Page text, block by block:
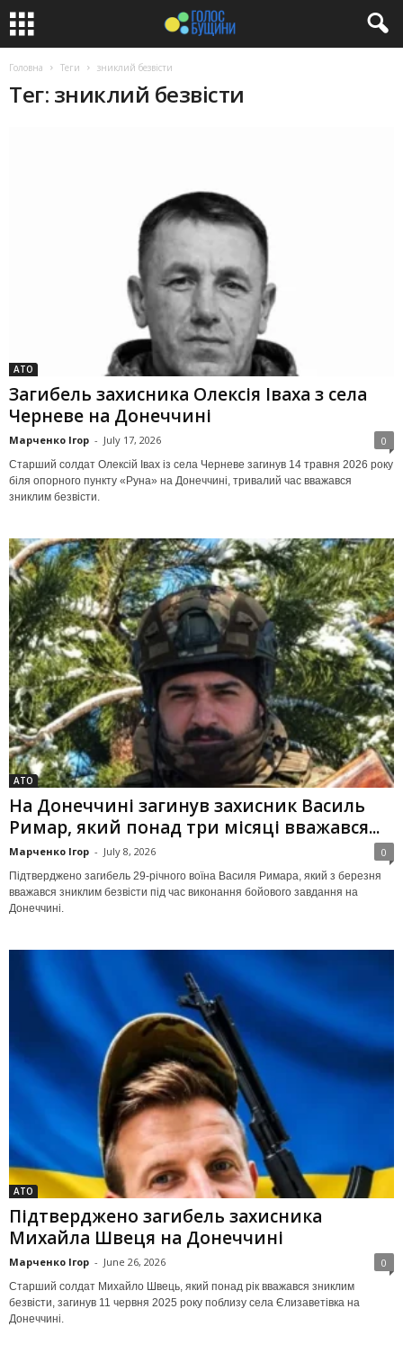
Головна Теги зниклий безвісти
Тег: зниклий безвісти
АТО
Загибель захисника Олексія Іваха з села
Черневе на Донеччині
Марченко Ігор - July 17, 2026 0
Старший солдат Олексій Івах із села Черневе загинув 14 травня 2026 року
біля опорного пункту «Руна» на Донеччині, тривалий час вважався
зниклим безвісти.
АТО
На Донеччині загинув захисник Василь
Римар, який понад три місяці вважався...
Марченко Ігор - July 8, 2026 0
Підтверджено загибель 29-річного воїна Василя Римара, який з березня
вважався зниклим безвісти під час виконання бойового завдання на
Донеччині.
АТО
Підтверджено загибель захисника
Михайла Швеця на Донеччині
Марченко Ігор - June 26, 2026 0
Старший солдат Михайло Швець, який понад рік вважався зниклим
безвісти, загинув 11 червня 2025 року поблизу села Єлизаветівка на
Донеччині.